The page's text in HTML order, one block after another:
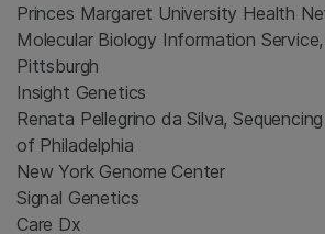
Princes Margaret University Health
Molecular Biology Information
Pittsburgh
Insight Genetics
Renata Pellegrino da Silva,
of Philadelphia
New York Genome Center
Signal Genetics
Care Dx